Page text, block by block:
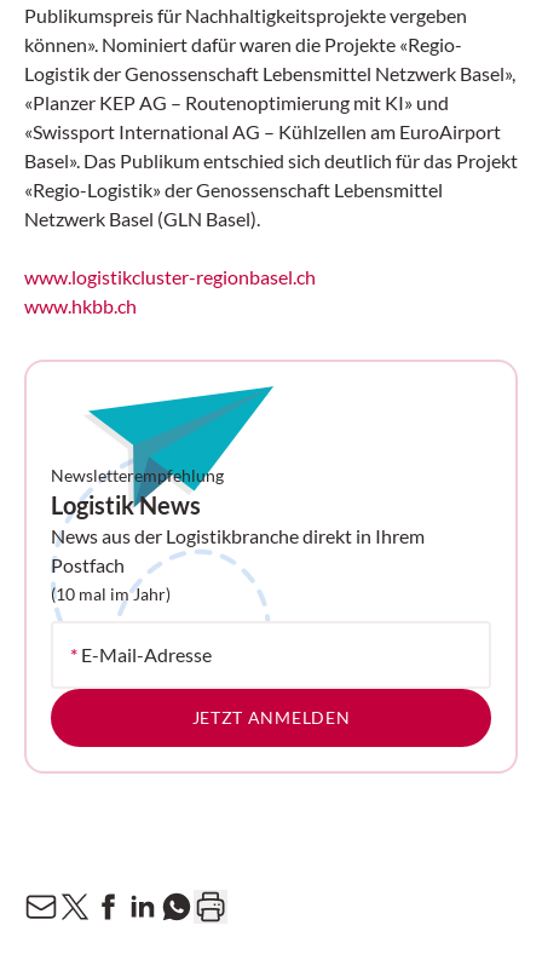
Publikumspreis für Nachhaltigkeitsprojekte vergeben
können». Nominiert dafür waren die Projekte «Regio-
Logistik der Genossenschaft Lebensmittel Netzwerk Basel»,
«Planzer KEP AG – Routenoptimierung mit KI» und
«Swissport International AG – Kühlzellen am EuroAirport
Basel». Das Publikum entschied sich deutlich für das Projekt
«Regio-Logistik» der Genossenschaft Lebensmittel
Netzwerk Basel (GLN Basel).
www.logistikcluster-regionbasel.ch
www.hkbb.ch
Newsletterempfehlung
Logistik News
News aus der Logistikbranche direkt in Ihrem
Postfach
(10 mal im Jahr)
* E-Mail-Adresse
JETZT ANMELDEN